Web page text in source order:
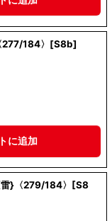
277/184〉[S8b]
に追加
}〈279/184〉[S8